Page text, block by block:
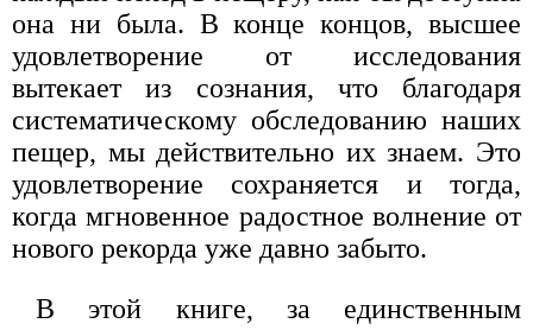
она ни была. В конце концов, высшее
удовлетворение от исследования
вытекает из сознания, что благодаря
систематическому обследованию наших
пещер, мы действительно их знаем. Это
удовлетворение сохраняется и тогда,
когда мгновенное радостное волнение от
нового рекорда уже давно забыто.
В этой книге, за единственным